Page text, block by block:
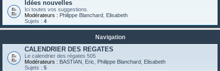
Idées nouvelles
Ici toutes vos suggestions.
Modérateurs : Philippe Blanchard Elisabeth
Sujets : 4
Navigation
CALENDRIER DES REGATES
Le calendrier des régates 505
Modérateurs : BASTIAN Eric Philippe Blanchard Elisabeth
Sujets : 5